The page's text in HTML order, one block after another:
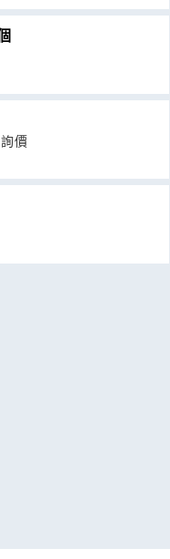
價